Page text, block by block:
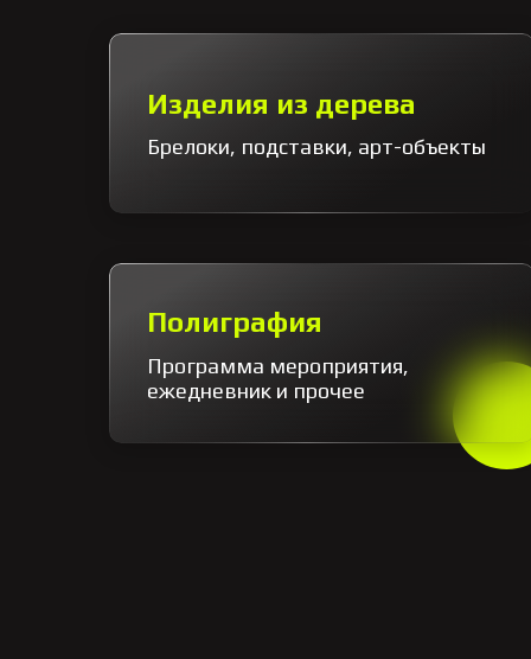
Программа мероприятия,
ежедневник и прочее
Полиграфия
Брелоки, подставки, арт-объекты
Изделия из дерева